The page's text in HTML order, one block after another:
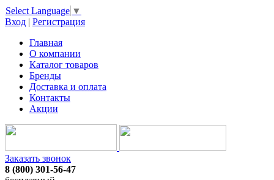
Select Language ▼
Вход | Регистрация
Главная
О компании
Каталог товаров
Бренды
Доставка и оплата
Контакты
Акции
Заказать звонок
8 (800) 301-56-47